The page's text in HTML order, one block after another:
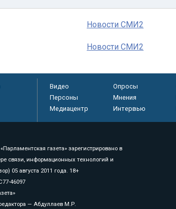
Новости СМИ2
Новости СМИ2
Видео Опросы
Персоны
Мнения
Медиацентр
Интервью
газета» зарегистрировано в
связи, информационных технологий и
05 августа 2011 года. 18+
46097
— Абдуллаев М.Р.